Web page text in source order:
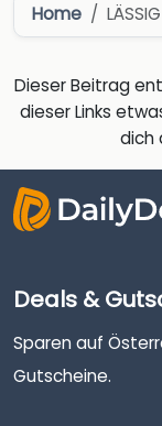
Home LÄSSIG
Dieser Beitrag
dieser Links
dich
Deals &
Sparen auf
Gutscheine.